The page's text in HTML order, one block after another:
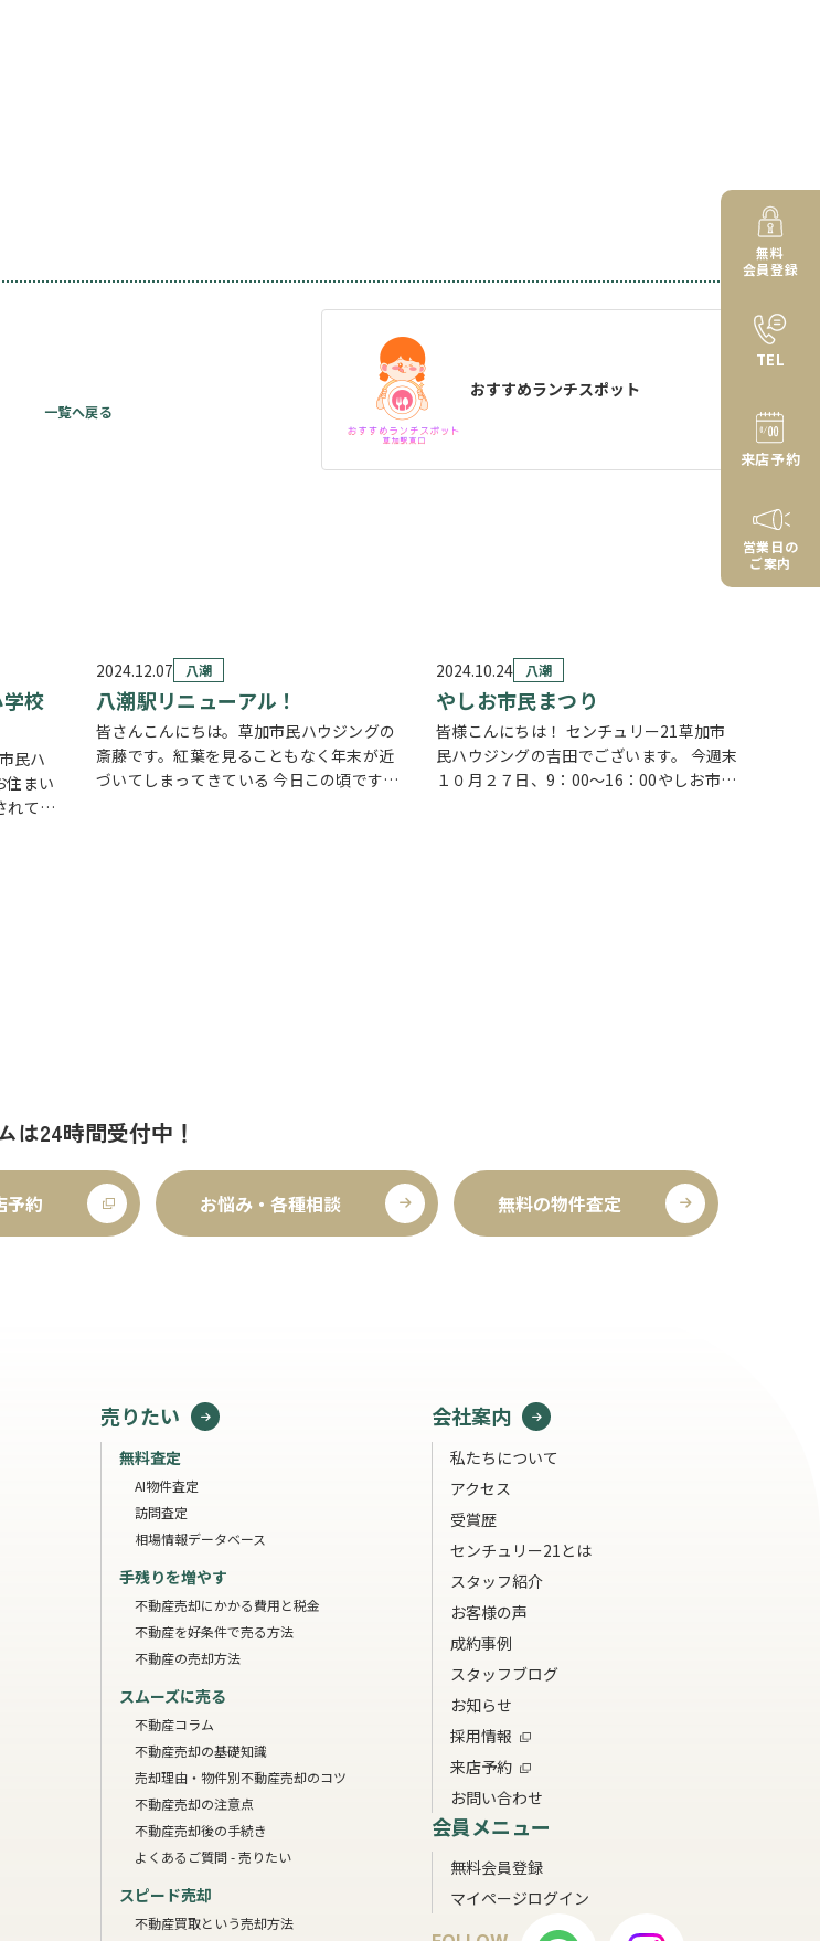
おすすめランチスポット
校
民ハ
住まい
れてい
2024.12.07 八潮
八潮駅リニューアル！
皆さんこんにちは。草加市民ハウジングの
斎藤です。紅葉を見ることもなく年末が近
づいてしまってきている 今日この頃です
2024.10.24 八潮
やしお市民まつり
皆様こんにちは！ センチュリー21草加市
民ハウジングの吉田でございます。 今週末
１０月２７日、9：00～16：00やしお市民
は24時間受付中！
予約 お悩み・各種相談 無料の物件査定
売りたい
無料査定
AI物件査定
訪問査定
相場情報データベース
手残りを増やす
不動産売却にかかる費用と税金
不動産を好条件で売る方法
不動産の売却方法
スムーズに売る
不動産コラム
不動産売却の基礎知識
売却理由・物件別不動産売却のコツ
不動産売却の注意点
不動産売却後の手続き
よくあるご質問 - 売りたい
スピード売却
不動産買取という売却方法
会社案内
私たちについて
アクセス
受賞歴
センチュリー21とは
スタッフ紹介
お客様の声
成約事例
スタッフブログ
お知らせ
採用情報
来店予約
お問い合わせ
会員メニュー
無料会員登録
マイページログイン
無料
会員登録
TEL
来店予約
営業日の
ご案内